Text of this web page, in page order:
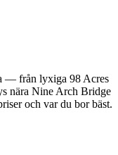
— från lyxiga 98 Acres
nära Nine Arch Bridge
och var du bor bäst.